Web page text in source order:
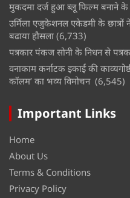
मुकदमा दर्ज हुआ ब्लू फिल्म बनाने
उर्मिला एजुकेशनल एकेडमी के छात्रों
बढाया हौसला (6,733)
पत्रकार पंकज सोनी के निधन से
वनाकाम कर्नाटक इकाई की
कॉलम’ का भव्य विमोचन (6,545)
Important Links
Home
About Us
Terms & Conditions
Privacy Policy